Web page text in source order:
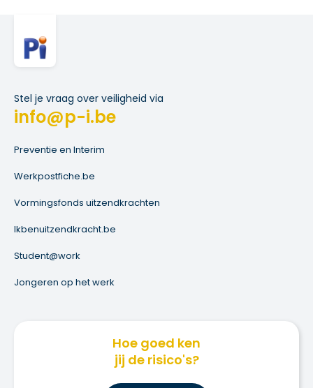
Stel je vraag over veiligheid via
info@p-i.be
Preventie en Interim
Werkpostfiche.be
Vormingsfonds uitzendkrachten
Ikbenuitzendkracht.be
Student@work
Jongeren op het werk
Hoe goed ken
jij de risico's?